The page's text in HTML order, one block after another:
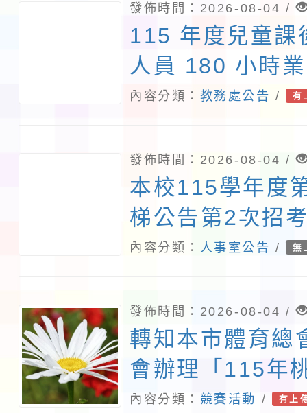
發佈時間：2026-08-04 /
115 年度兒童課
人員 180 小時
內容分類： 教務處公告 / 有
發佈時間：2026-08-04 /
本校115學年度
梯公告第2次招
教師甄選錄取公
內容分類： 人事室公告 / 無
發佈時間：2026-08-04 /
轉知本市體育總
會辦理「115年
會─市長盃划船
內容分類： 競賽活動 / 有上